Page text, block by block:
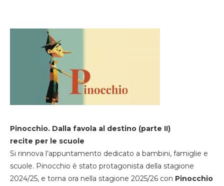
Pinocchio. Dalla favola al destino (parte II)
recite per le scuole
Si rinnova l’appuntamento dedicato a bambini, famiglie e
scuole. Pinocchio è stato protagonista della stagione
2024/25, e torna ora nella stagione 2025/26 con Pinocchio